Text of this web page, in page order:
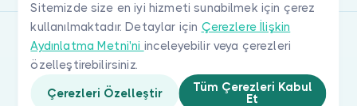
Sitemizde size en iyi hizmeti sunabilmek için çerez
kullanılmaktadır. Detaylar için Çerezlere İlişkin
Aydınlatma Metni'ni inceleyebilir veya çerezleri
özelleştirebilirsiniz.
Çerezleri Özelleştir
Tüm Çerezleri Kabul
Et